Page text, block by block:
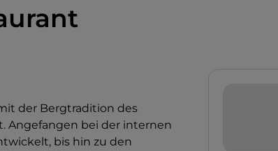
der Bergtradition des
Angefangen bei der internen
bis hin zu den